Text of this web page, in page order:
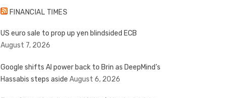
FINANCIAL TIMES
US euro sale to prop up yen blindsided ECB
August 7, 2026
Google shifts AI power back to Brin as DeepMind’s
Hassabis steps aside August 6, 2026